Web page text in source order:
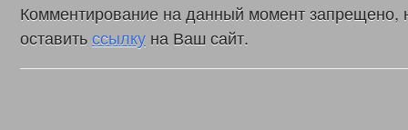
Комментирование на данный момент запрещено,
оставитьссылку на Ваш сайт.